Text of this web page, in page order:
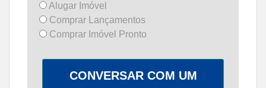
Alugar Imóvel
Comprar Lançamentos
Comprar Imóvel Pronto
CONVERSAR COM UM